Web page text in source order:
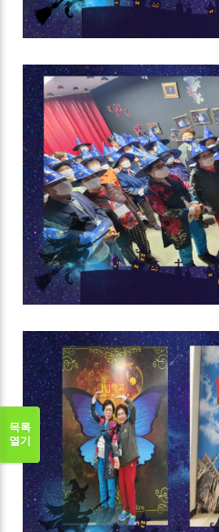
목록
열기